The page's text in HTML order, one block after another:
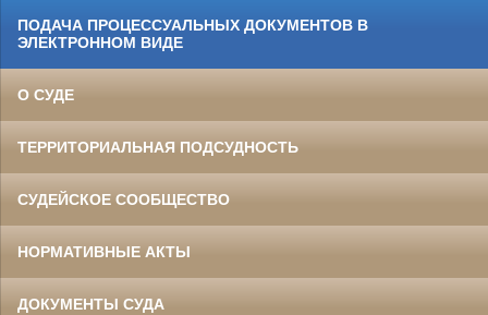
ПОДАЧА ПРОЦЕССУАЛЬНЫХ ДОКУМЕНТОВ В
ЭЛЕКТРОННОМ ВИДЕ
О СУДЕ
ТЕРРИТОРИАЛЬНАЯ ПОДСУДНОСТЬ
СУДЕЙСКОЕ СООБЩЕСТВО
НОРМАТИВНЫЕ АКТЫ
ДОКУМЕНТЫ СУДА